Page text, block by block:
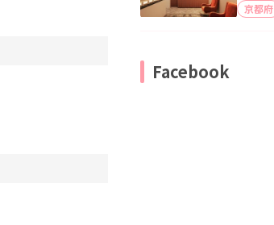
京都府
Facebook